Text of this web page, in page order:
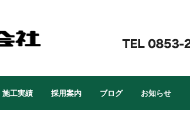
施工実績 採用案内 ブログ お知らせ